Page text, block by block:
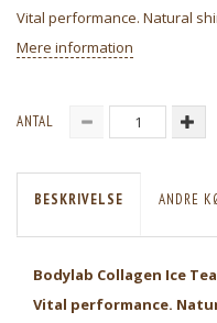
Vital performance. Natural
Mere information
ANTAL
BESKRIVELSE ANDRE
Bodylab Collagen Ice
Vital performance.